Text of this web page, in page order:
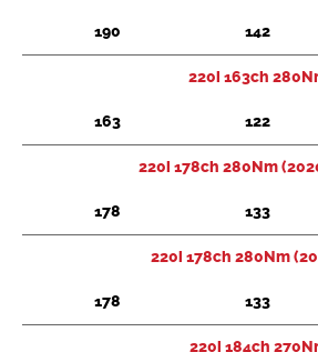
190 142
220i 163ch
163 122
220i 178ch 280Nm
178 133
220i 178ch 280Nm
178 133
220i 184ch